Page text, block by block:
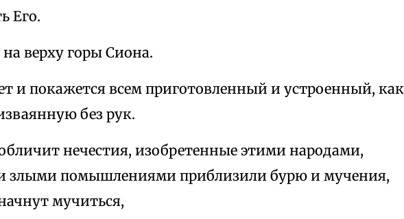
Его.
верху горы Сиона.
и покажется всем приготовленный и устроенный, как
без рук.
нечестия, изобретенные этими народами,
злыми помышлениями приблизили бурю и мучения,
мучиться,